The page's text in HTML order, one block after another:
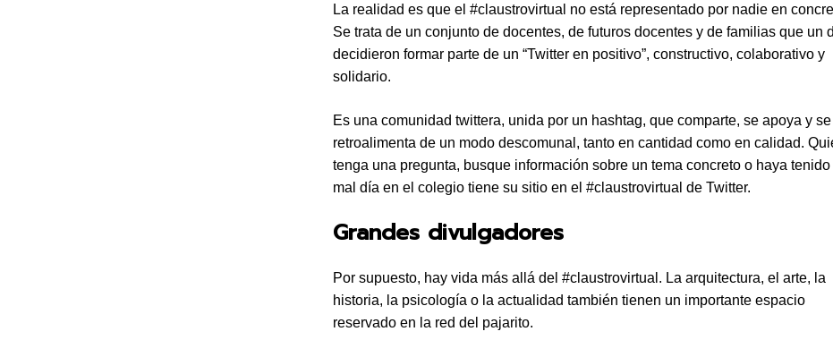
La realidad es que el #claustrovirtual no está representado por nadie en
Se trata de un conjunto de docentes, de futuros docentes y de familias que un
decidieron formar parte de un “Twitter en positivo”, constructivo, colaborativo y
solidario.
Es una comunidad twittera, unida por un hashtag, que comparte, se apoya y se
retroalimenta de un modo descomunal, tanto en cantidad como en calidad.
tenga una pregunta, busque información sobre un tema concreto o haya tenido
mal día en el colegio tiene su sitio en el #claustrovirtual de Twitter.
Grandes divulgadores
Por supuesto, hay vida más allá del #claustrovirtual. La arquitectura, el arte, la
historia, la psicología o la actualidad también tienen un importante espacio
reservado en la red del pajarito.